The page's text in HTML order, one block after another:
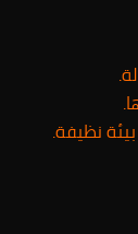
نظيفة.